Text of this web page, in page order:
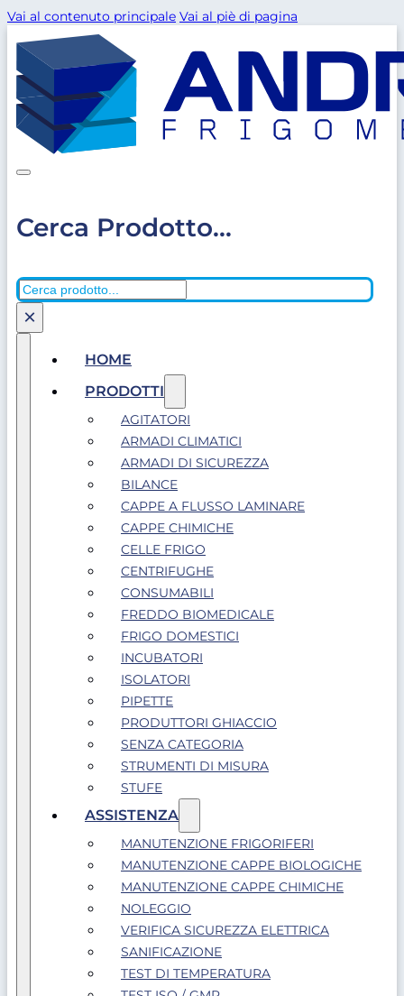
Vai al contenuto principale Vai al piè di pagina
Cerca Prodotto...
Cerca
×
HOME
PRODOTTI
AGITATORI
ARMADI CLIMATICI
ARMADI DI SICUREZZA
BILANCE
CAPPE A FLUSSO LAMINARE
CAPPE CHIMICHE
CELLE FRIGO
CENTRIFUGHE
CONSUMABILI
FREDDO BIOMEDICALE
FRIGO DOMESTICI
INCUBATORI
ISOLATORI
PIPETTE
PRODUTTORI GHIACCIO
SENZA CATEGORIA
STRUMENTI DI MISURA
STUFE
ASSISTENZA
MANUTENZIONE FRIGORIFERI
MANUTENZIONE CAPPE BIOLOGICHE
MANUTENZIONE CAPPE CHIMICHE
NOLEGGIO
VERIFICA SICUREZZA ELETTRICA
SANIFICAZIONE
TEST DI TEMPERATURA